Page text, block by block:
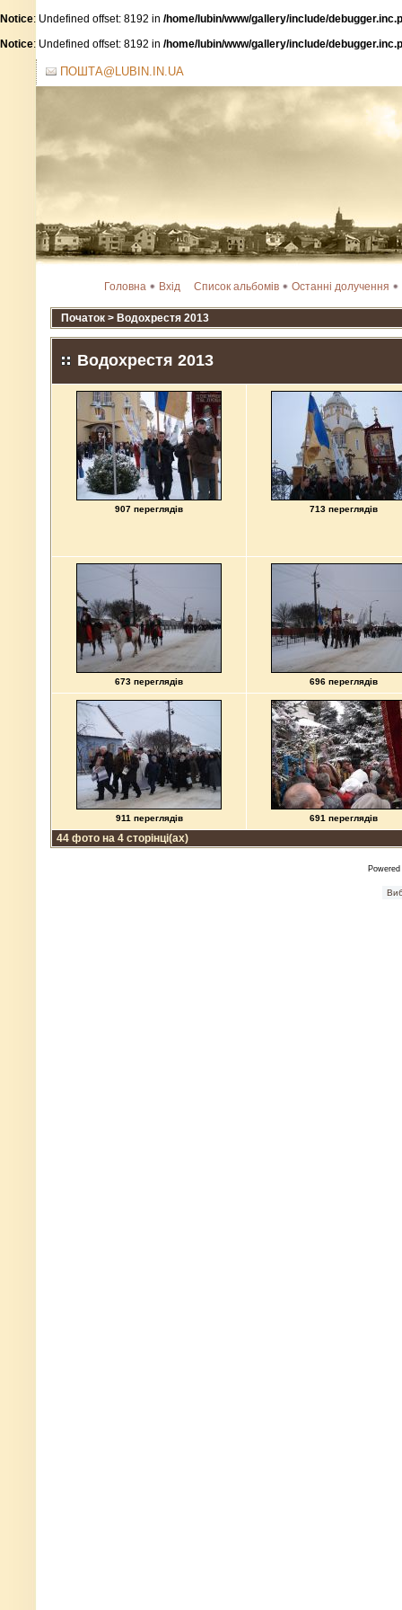
Notice: Undefined offset: 8192 in /home/lubin/www/gallery/include/
Notice: Undefined offset: 8192 in /home/lubin/www/gallery/include/
ПОШТА@LUBIN.IN.UA
Головна Вхід Список альбомів Останні долучення
Початок > Водохрестя 2013
Водохрестя 2013
907 переглядів 713 переглядів
673 переглядів 696 переглядів
911 переглядів 691 переглядів
44 фото на 4 сторінці(ах)